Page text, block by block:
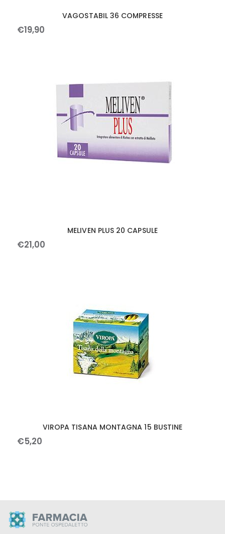
VAGOSTABIL 36 COMPRESSE
€19,90
MELIVEN PLUS 20 CAPSULE
€21,00
VIROPA TISANA MONTAGNA 15 BUSTINE
€5,20